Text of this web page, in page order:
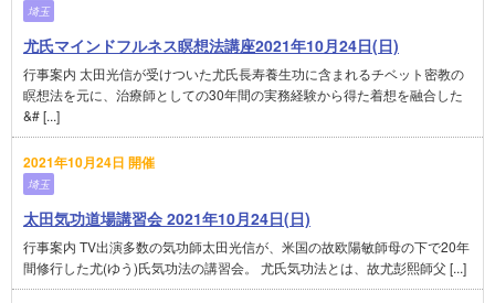
埼玉
尤氏マインドフルネス瞑想法講座2021年10月24日(日)
行事案内 太田光信が受けついた尤氏長寿養生功に含まれるチベット密教の
瞑想法を元に、治療師としての30年間の実務経験から得た着想を融合した
&# [...]
2021年10月24日 開催
埼玉
太田気功道場講習会 2021年10月24日(日)
行事案内 TV出演多数の気功師太田光信が、米国の故欧陽敏師母の下で20年
間修行した尤(ゆう)氏気功法の講習会。 尤氏気功法とは、故尤彭熙師父 [...]